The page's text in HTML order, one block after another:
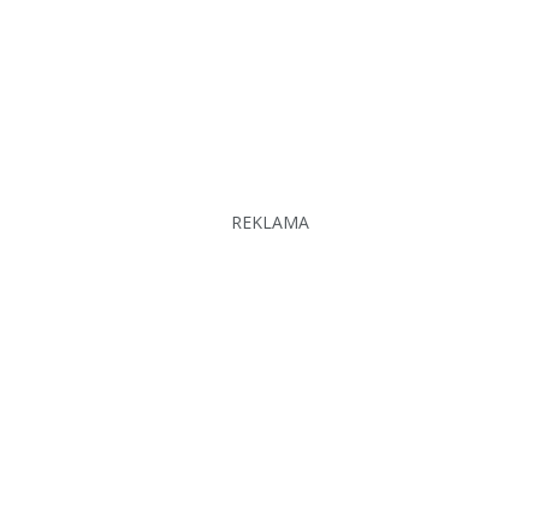
REKLAMA